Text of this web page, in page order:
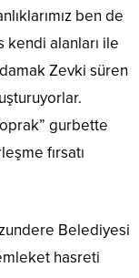
ben de
kendi alanları ile
Zevki süren
gurbette
fırsatı
Belediyesi
hasreti